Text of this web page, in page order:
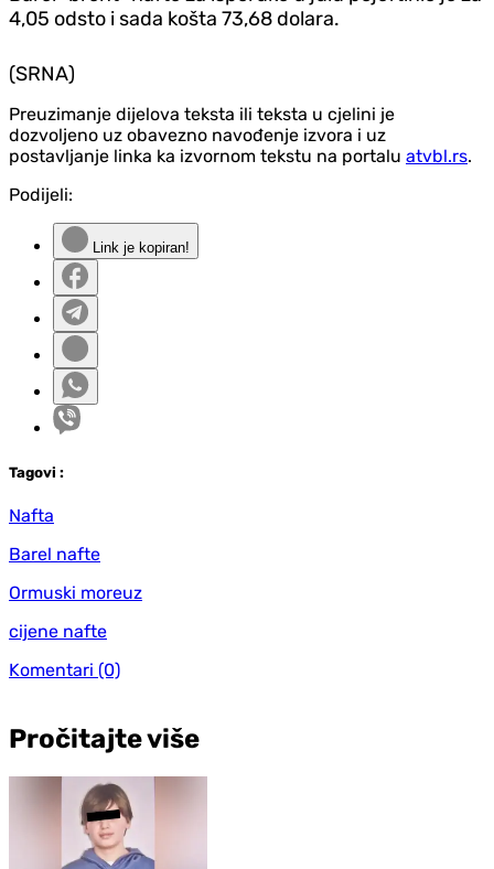
4,05 odsto i sada košta 73,68 dolara.
(SRNA)
Preuzimanje dijelova teksta ili teksta u cjelini je
dozvoljeno uz obavezno navođenje izvora i uz
postavljanje linka ka izvornom tekstu na portalu atvbl.rs.
Podijeli:
Link je kopiran!
Tagovi :
Nafta
Barel nafte
Ormuski moreuz
cijene nafte
Komentari (0)
Pročitajte više